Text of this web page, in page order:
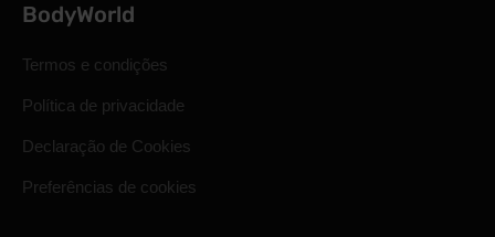
BodyWorld
Termos e condições
Política de privacidade
Declaração de Cookies
Preferências de cookies